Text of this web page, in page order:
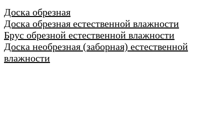
Доска обрезная
Доска обрезная естественной влажности
Брус обрезной естественной влажности
Доска необрезная (заборная) естественной
влажности